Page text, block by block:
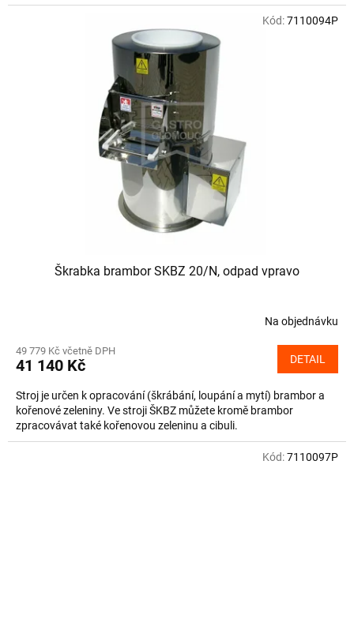
Škrabka brambor SKBZ 20/N, odpad vpravo
Na objednávku
49 779 Kč včetně DPH
41 140 Kč DETAIL
Stroj je určen k opracování (škrábání, loupání a mytí) brambor a
kořenové zeleniny. Ve stroji ŠKBZ můžete kromě brambor
zpracovávat také kořenovou zeleninu a cibuli.
Kód:7110094P
Kód:7110097P